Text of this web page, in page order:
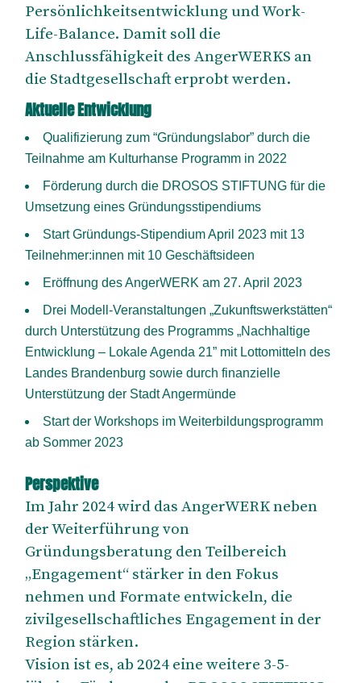
Persönlichkeitsentwicklung und Work-
Life-Balance. Damit soll die
Anschlussfähigkeit des AngerWERKS an
die Stadtgesellschaft erprobt werden.
Aktuelle Entwicklung
Qualifizierung zum “Gründungslabor” durch die
Teilnahme am Kulturhanse Programm in 2022
Förderung durch die DROSOS STIFTUNG für die
Umsetzung eines Gründungsstipendiums
Start Gründungs-Stipendium April 2023 mit 13
Teilnehmer:innen mit 10 Geschäftsideen
Eröffnung des AngerWERK am 27. April 2023
Drei Modell-Veranstaltungen „Zukunftswerkstätten“
durch Unterstützung des Programms „Nachhaltige
Entwicklung – Lokale Agenda 21” mit Lottomitteln des
Landes Brandenburg sowie durch finanzielle
Unterstützung der Stadt Angermünde
Start der Workshops im Weiterbildungsprogramm
ab Sommer 2023
Perspektive
Im Jahr 2024 wird das AngerWERK neben
der Weiterführung von
Gründungsberatung den Teilbereich
„Engagement“ stärker in den Fokus
nehmen und Formate entwickeln, die
zivilgesellschaftliches Engagement in der
Region stärken.
Vision ist es, ab 2024 eine weitere 3-5-